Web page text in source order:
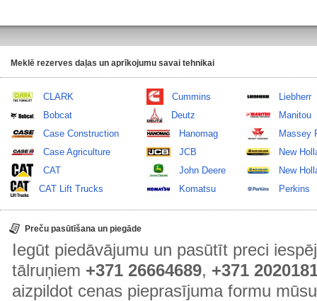
Meklē rezerves daļas un aprīkojumu savai tehnikai
CLARK
Bobcat
Case Construction
Case Agriculture
CAT
CAT Lift Trucks
Cummins
Deutz
Hanomag
JCB
John Deere
Komatsu
Liebherr
Manitou
Massey
New
New
Perkins
Preču pasūtīšana un piegāde
Iegūt piedāvājumu un pasūtīt preci
tālruņiem +371 26664689, +371
aizpildot cenas pieprasījuma formu